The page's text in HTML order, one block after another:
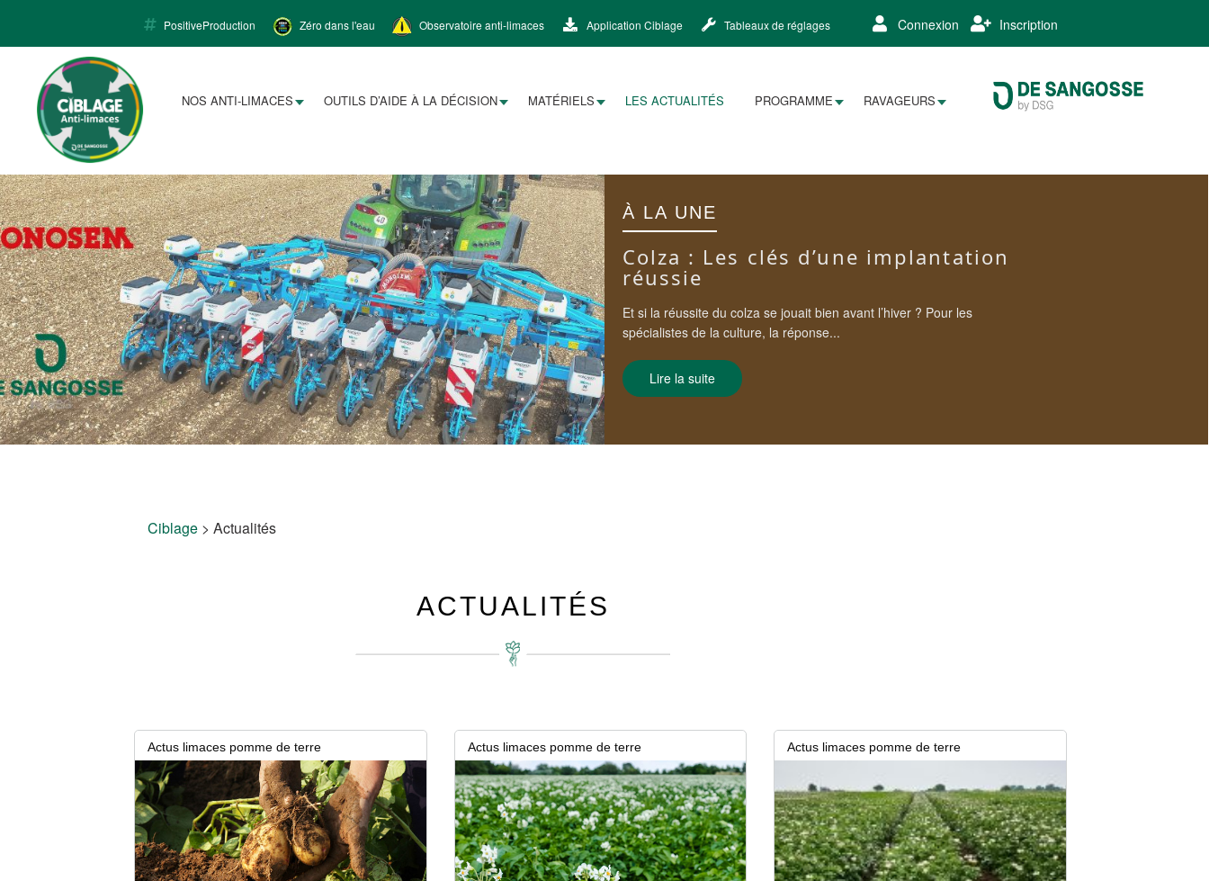
PositiveProduction Zéro dans l'eau Observatoire anti-limaces Application Ciblage Tableaux de réglages Connexion Inscription
NOS ANTI-LIMACES OUTILS D’AIDE À LA DÉCISION MATÉRIELS LES ACTUALITÉS PROGRAMME RAVAGEURS
Colza : Les clés d’une implantation
réussie
Et si la réussite du colza se jouait bien avant l’hiver ? Pour les
spécialistes de la culture, la réponse...
Lire la suite
spécialistes de la culture, la réponse...
Ciblage >Actualités
ACTUALITÉS
7 juillet 2026
Actus limaces pomme de terre
30 juin 2026
Actus limaces pomme de terre Actus limaces pomme de terre